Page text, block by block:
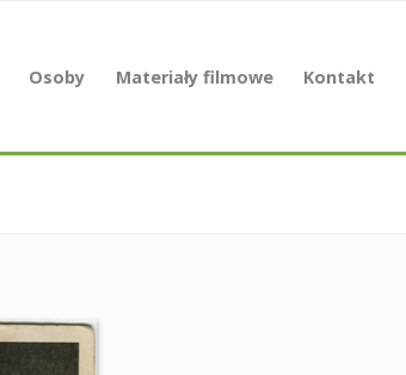
Osoby Materiały filmowe Kontakt